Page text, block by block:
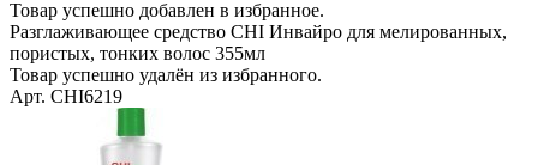
Товар успешно добавлен в избранное.
Разглаживающее средство CHI Инвайро для мелированных,
пористых, тонких волос 355мл
Товар успешно удалён из избранного.
Арт. CHI6219